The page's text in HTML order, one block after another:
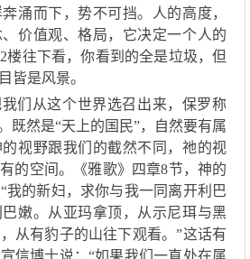
涌而下，势不可挡。人的高度，
价值观、格局， 它决定一个人的
2楼往下看，你看到的全是垃圾，但
皆是风景。
们从这个世界选召出来，保罗称
既然是“天上的国民”，
自然要有属
视野跟我们的截然不同 ， 祂的视
的空间。
《雅歌》 四章8节，神的
“我的新妇，求你与我一同离开利巴
嫩。从亚玛拿顶，从示尼珥与黑
从有豹子的山往下观看。”这话有
宣信博士说： “如果我们一直处在属